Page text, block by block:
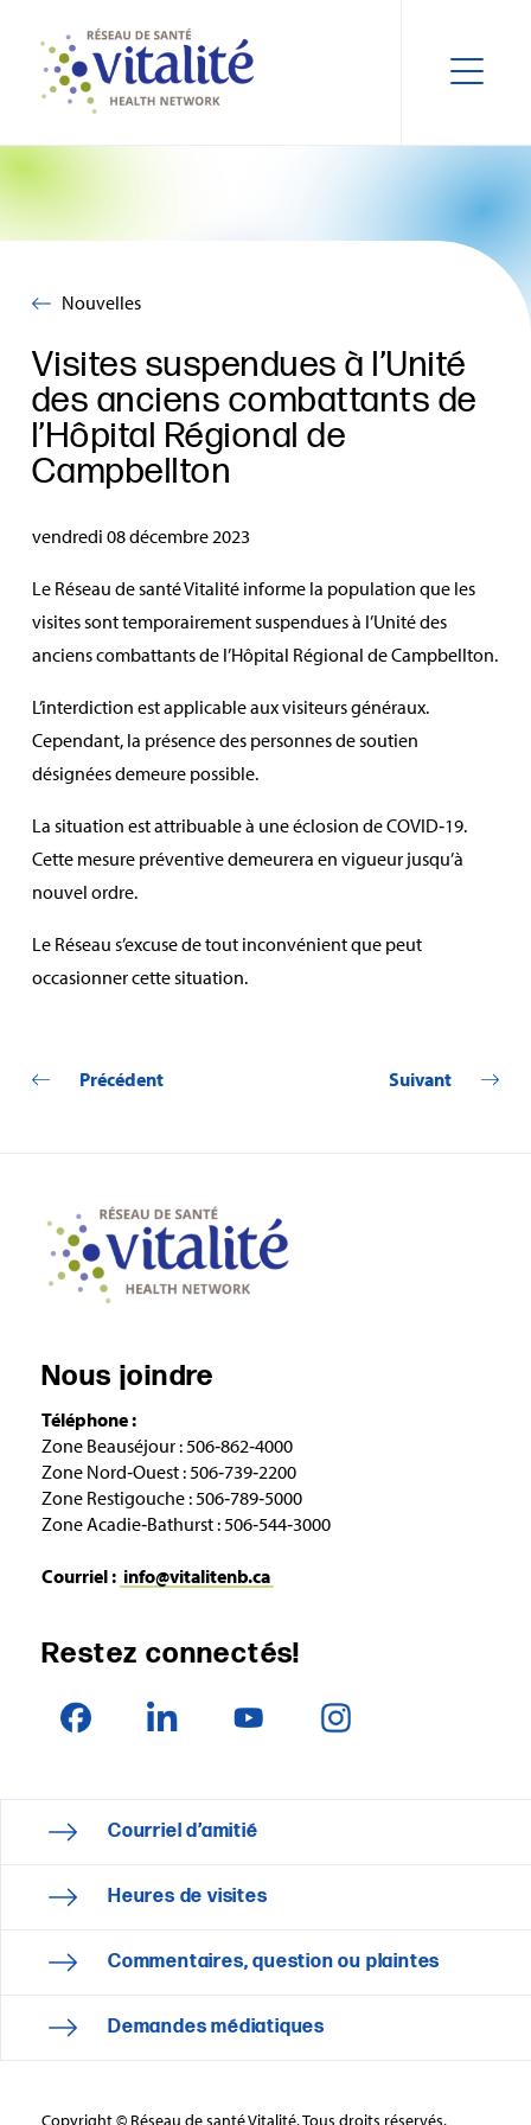
Nouvelles
Visites suspendues à l’Unité
des anciens combattants de
l’Hôpital Régional de
Campbellton
vendredi 08 décembre 2023
Le Réseau de santé Vitalité informe la population que les
visites sont temporairement suspendues à l’Unité des
anciens combattants de l’Hôpital Régional de Campbellton.
L’interdiction est applicable aux visiteurs généraux.
Cependant, la présence des personnes de soutien
désignées demeure possible.
La situation est attribuable à une éclosion de COVID‑19.
Cette mesure préventive demeurera en vigueur jusqu’à
nouvel ordre.
Le Réseau s’excuse de tout inconvénient que peut
occasionner cette situation.
Précédent Suivant
Nous joindre
Téléphone :
Zone Beauséjour : 506‑862‑4000
Zone Nord‑Ouest : 506‑739‑2200
Zone Restigouche : 506‑789‑5000
Zone Acadie‑Bathurst : 506‑544‑3000
Courriel : info@vitalitenb.ca
Restez connectés!
Courriel d’amitié
Heures de visites
Commentaires, question ou plaintes
Demandes médiatiques
Copyright © Réseau de santé Vitalité. Tous droits réservés.